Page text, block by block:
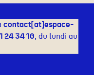
contact[at]espace-
24 34 10, du lundi au